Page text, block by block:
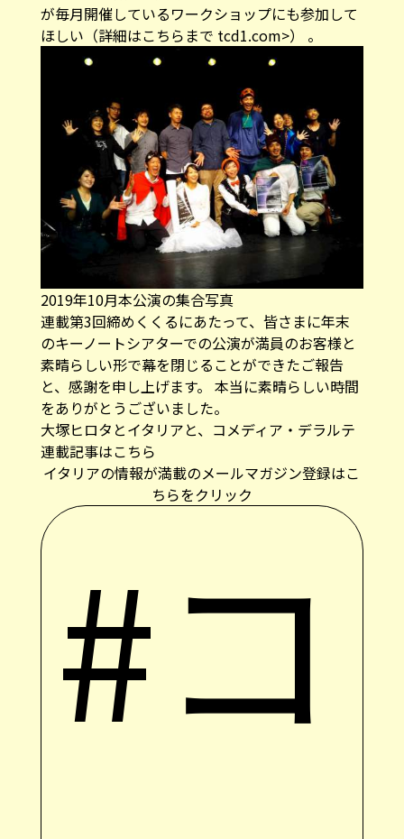
2019年10月本公演の集合写真
連載第3回締めくくるにあたって、皆さまに年末
のキーノートシアターでの公演が満員のお客様と
素晴らしい形で幕を閉じることができたご報告
と、感謝を申し上げます。 本当に素晴らしい時間
をありがとうございました。
大塚ヒロタとイタリアと、コメディア・デラルテ
連載記事はこちら
イタリアの情報が満載のメールマガジン登録はこ
ちらをクリック
#コ